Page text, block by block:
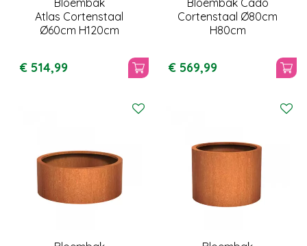
Atlas Cortenstaal
Ø60cm H120cm
€ 514,99
Cortenstaal Ø80cm
H80cm
€ 569,99